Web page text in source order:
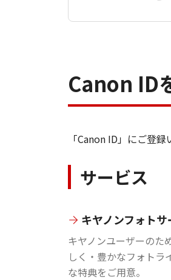
Canon ID
「Canon ID」にご登
サービス
キヤノンフォトサ
キヤノンユーザーのた
しく・豊かなフォトラ
な特典をご用意。